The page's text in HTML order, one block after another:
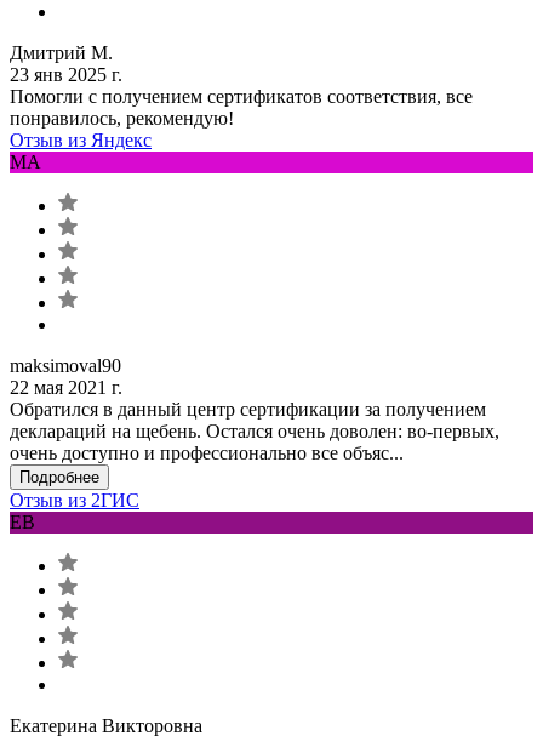
Дмитрий М.
23 янв 2025 г.
Помогли с получением сертификатов соответствия, все
понравилось, рекомендую!
Отзыв из Яндекс
MA
maksimoval90
22 мая 2021 г.
Обратился в данный центр сертификации за получением
деклараций на щебень. Остался очень доволен: во-первых,
очень доступно и профессионально все объяс...
Подробнее
Отзыв из 2ГИС
ЕВ
Екатерина Викторовна